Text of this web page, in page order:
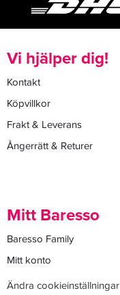
Vi hjälper dig!
Kontakt
Köpvillkor
Frakt & Leverans
Ångerrätt & Returer
Mitt Baresso
Baresso Family
Mitt konto
Ändra cookieinställningar